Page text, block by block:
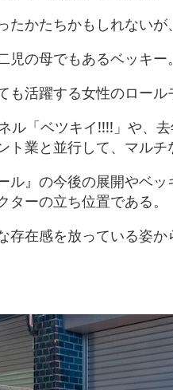
たかたちかもしれないが
児の母でもあるベッキー。
も活躍する女性のロー
ル「ベツキイ!!!!」や、
ト業と並行して、マル
ル』の今後の展開やベ
ターの立ち位置である。
存在感を放っている姿